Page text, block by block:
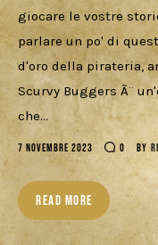
giocare le vostre
parlare un po' di
d'oro della pirateria,
Scurvy Buggers Ã¨
che…
7 NOVEMBRE 2023 0 BY
READ MORE